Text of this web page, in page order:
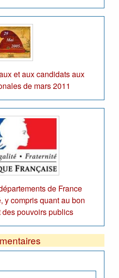
et aux candidats aux
de mars 2011
de France
y compris quant au bon
pouvoirs publics